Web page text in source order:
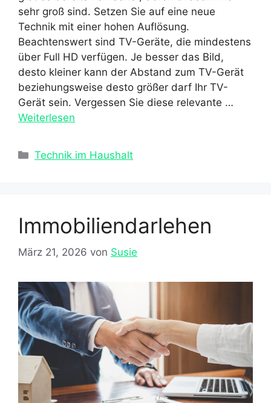
sehr groß sind. Setzen Sie auf eine neue
Technik mit einer hohen Auflösung.
Beachtenswert sind TV-Geräte, die mindestens
über Full HD verfügen. Je besser das Bild,
desto kleiner kann der Abstand zum TV-Gerät
beziehungsweise desto größer darf Ihr TV-
Gerät sein. Vergessen Sie diese relevante …
Weiterlesen
Kategorien
Technik im Haushalt
Immobiliendarlehen
März 21, 2026 von Susie